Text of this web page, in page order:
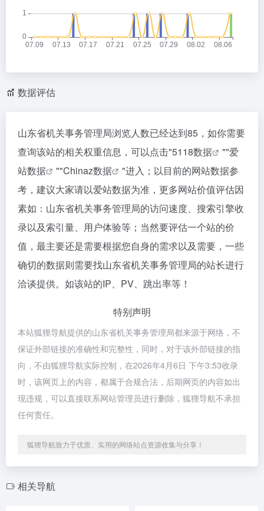
数据评估
山东省机关事务管理局浏览人数已经达到85，如你需要
查询该站的相关权重信息，可以点击"5118数据 ""爱
站数据
""Chinaz数据
"进入；以目前的网站数据参
考，建议大家请以爱站数据为准，更多网站价值评估因
素如：山东省机关事务管理局的访问速度、搜索引擎收
录以及索引量、用户体验等；当然要评估一个站的价
值，最主要还是需要根据您自身的需求以及需要，一些
确切的数据则需要找山东省机关事务管理局的站长进行
洽谈提供。如该站的IP、PV、跳出率等！
特别声明
本站狐狸导航提供的山东省机关事务管理局都来源于网络，不
保证外部链接的准确性和完整性，同时，对于该外部链接的指
向，不由狐狸导航实际控制，在2026年4月6日 下午3:53收录
时，该网页上的内容，都属于合规合法，后期网页的内容如出
现违规，可以直接联系网站管理员进行删除，狐狸导航不承担
任何责任。
狐狸导航致力于优质、实用的网络站点资源收集与分享！
相关导航